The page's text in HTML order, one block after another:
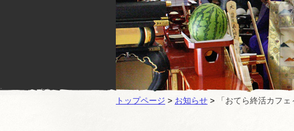
トップページ > お知らせ > 「おてら終活カフ